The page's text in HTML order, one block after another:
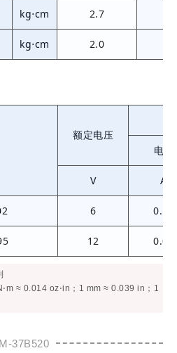
kg⋅cm 2.7
kg⋅cm 2.0
额定电压
电流
V A
6 0.13
12 0.09
≈ 0.014 oz⋅in；1 mm ≈ 0.039 in；1
37B520